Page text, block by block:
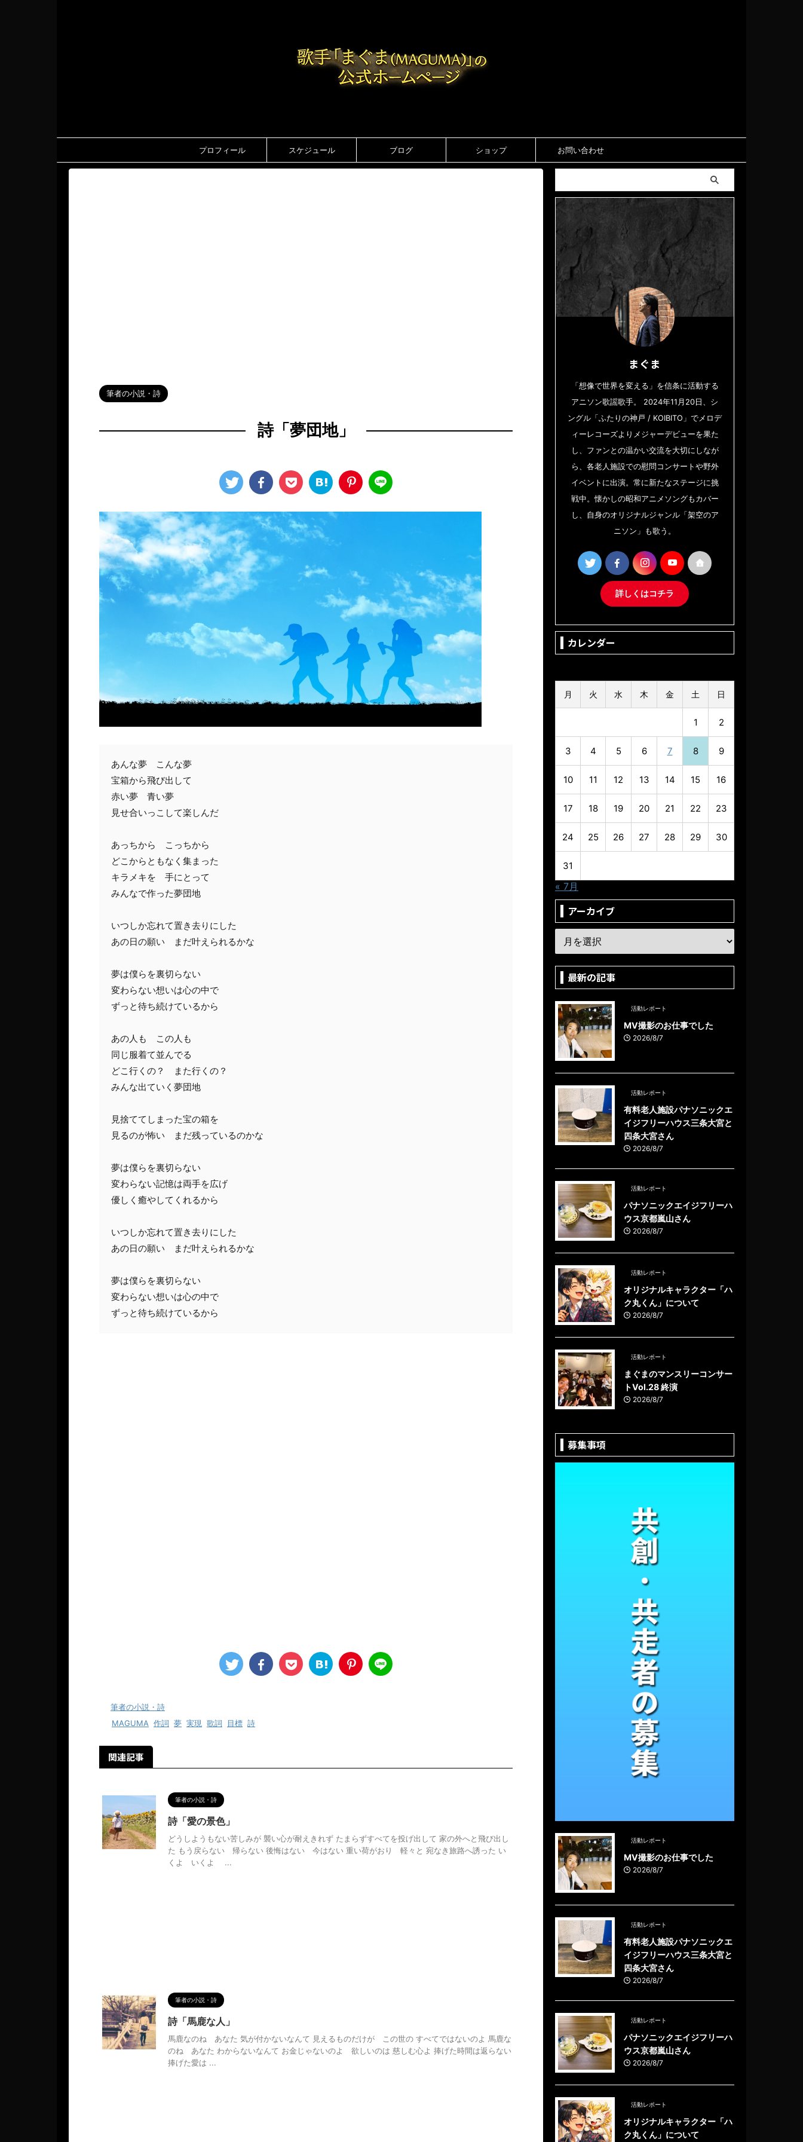
プロフィール スケジュール ブログ ショップ お問い合わせ
筆者の小説・詩
詩「夢団地」
あんな夢　こんな夢
宝箱から飛び出して
赤い夢　青い夢
見せ合いっこして楽しんだ
あっちから　こっちから
どこからともなく集まった
キラメキを　手にとって
みんなで作った夢団地
いつしか忘れて置き去りにした
あの日の願い　まだ叶えられるかな
夢は僕らを裏切らない
変わらない想いは心の中で
ずっと待ち続けているから
あの人も　この人も
同じ服着て並んでる
どこ行くの？　また行くの？
みんな出ていく夢団地
見捨ててしまった宝の箱を
見るのが怖い　まだ残っているのかな
夢は僕らを裏切らない
変わらない記憶は両手を広げ
優しく癒やしてくれるから
いつしか忘れて置き去りにした
あの日の願い　まだ叶えられるかな
夢は僕らを裏切らない
変わらない想いは心の中で
ずっと待ち続けているから
筆者の小説・詩
MAGUMA 作詞 夢 実現 歌詞 目標 詩
関連記事
筆者の小説・詩
詩「愛の景色」
どうしようもない苦しみが 襲い心が耐えきれず たまらずすべてを投げ出して 家の外へと飛び出し
た もう戻らない 帰らない 後悔はない 今はない 重い荷がおり 軽々と 宛なき旅路へ誘った い
くよ いくよ ...
筆者の小説・詩
詩「馬鹿な人」
馬鹿なのね あなた 気が付かないなんて 見えるものだけが この世の すべてではないのよ 馬鹿な
のね あなた わからないなんて お金じゃないのよ 欲しいのは 慈しむ心よ 捧げた時間は返らない
捧げた愛は ...
まぐま
「想像で世界を変える」を信条に活動する
アニソン歌謡歌手。 2024年11月20日、シ
ングル「ふたりの神戸 / KOIBITO」でメロデ
ィーレコーズよりメジャーデビューを果た
し、ファンとの温かい交流を大切にしなが
ら、各老人施設での慰問コンサートや野外
イベントに出演。常に新たなステージに挑
戦中。懐かしの昭和アニメソングもカバー
し、自身のオリジナルジャンル「架空のア
ニソン」も歌う。
詳しくはコチラ
カレンダー
月 火 水 木 金 土 日
1 2
3 4 5 6 7 8 9
10 11 12 13 14 15 16
17 18 19 20 21 22 23
24 25 26 27 28 29 30
31
« 7月
アーカイブ
最新の記事
活動レポート
MV撮影のお仕事でした
2026/8/7
活動レポート
有料老人施設パナソニックエ
イジフリーハウス三条大宮と
四条大宮さん
2026/8/7
活動レポート
パナソニックエイジフリーハ
ウス京都嵐山さん
2026/8/7
活動レポート
オリジナルキャラクター「ハ
ク丸くん」について
2026/8/7
活動レポート
まぐまのマンスリーコンサー
トVol.28 終演
2026/8/7
募集事項
活動レポート
MV撮影のお仕事でした
2026/8/7
活動レポート
有料老人施設パナソニックエ
イジフリーハウス三条大宮と
四条大宮さん
2026/8/7
活動レポート
パナソニックエイジフリーハ
ウス京都嵐山さん
2026/8/7
活動レポート
オリジナルキャラクター「ハ
ク丸くん」について